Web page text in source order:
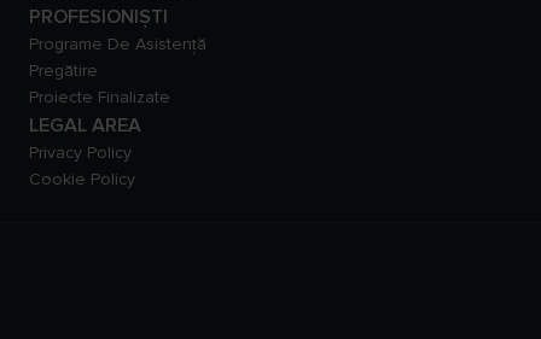
PROFESIONIȘTI
Programe De Asistență
Pregătire
Proiecte Finalizate
LEGAL AREA
Privacy Policy
Cookie Policy